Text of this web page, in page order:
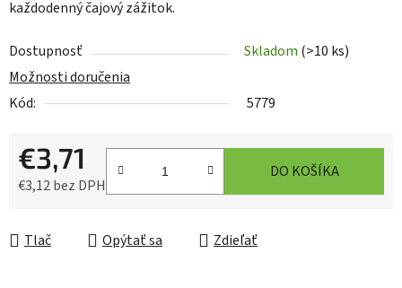
každodenný čajový zážitok.
Dostupnosť Skladom (>10 ks)
Možnosti doručenia
Kód:
5779
€3,71
€3,12 bez DPH
DO KOŠÍKA
Tlač Opýtať sa Zdieľať